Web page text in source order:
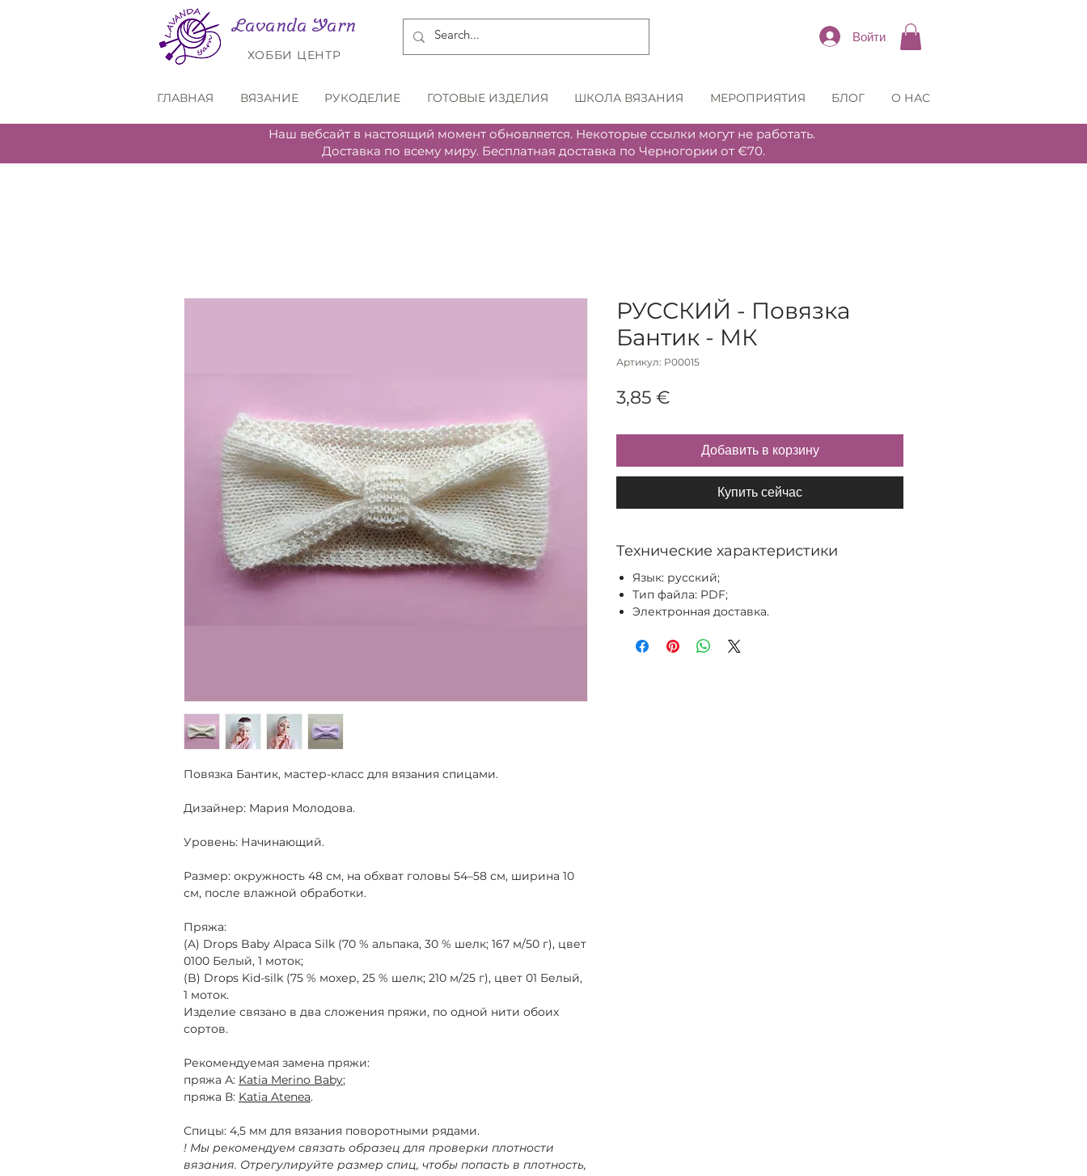
Lavanda Yarn
ХОББИ ЦЕНТР
Войти
ГЛАВНАЯ ВЯЗАНИЕ РУКОДЕЛИЕ ГОТОВЫЕ ИЗДЕЛИЯ ШКОЛА ВЯЗАНИЯ МЕРОПРИЯТИЯ БЛОГ О НАС
Наш вебсайт в настоящий момент обновляется. Некоторые ссылки могут не работать.
Доставка по всему миру. Бесплатная доставка по Черногории от €70.
Повязка Бантик, мастер-класс для вязания спицами.
Дизайнер: Мария Молодова.
Уровень: Начинающий.
Размер: окружность 48 см, на обхват головы 54–58 см, ширина 10
см, после влажной обработки.
Пряжа:
(A) Drops Baby Alpaca Silk (70 % альпака, 30 % шелк; 167 м/50 г), цвет
0100 Белый, 1 моток;
(B) Drops Kid-silk (75 % мохер, 25 % шелк; 210 м/25 г), цвет 01 Белый,
1 моток.
Изделие связано в два сложения пряжи, по одной нити обоих
сортов.
Рекомендуемая замена пряжи:
пряжа А: Katia Merino Baby;
пряжа В: Katia Atenea.
Спицы: 4,5 мм для вязания поворотными рядами.
! Мы рекомендуем связать образец для проверки плотности
вязания. Отрегулируйте размер спиц, чтобы попасть в плотность,
РУССКИЙ - Повязка
Бантик - МК
Артикул: P00015
3,85 €
Добавить в корзину
Купить сейчас
Технические характеристики
Язык: русский;
Тип файла: PDF;
Электронная доставка.